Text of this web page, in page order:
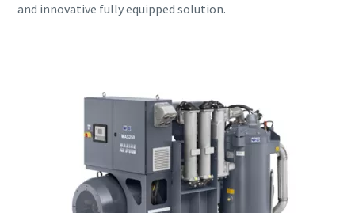
and innovative fully equipped solution.